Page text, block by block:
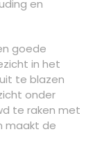
en
goede
in het
te blazen
onder
te raken met
maakt de